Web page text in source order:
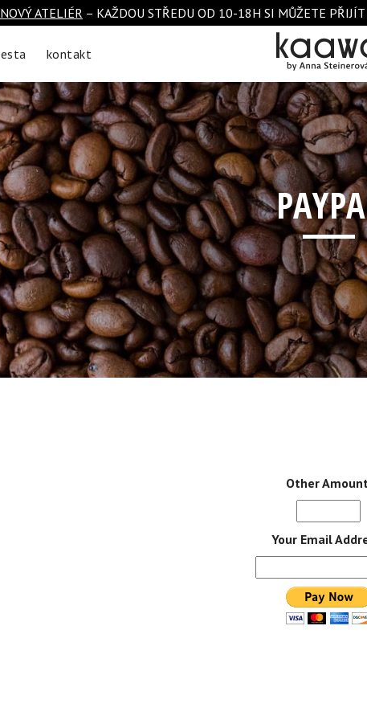
NOVÝ ATELIÉR – KAŽDOU STŘEDU OD 10-18H SI MŮŽETE
kontakt
Other
Your Email